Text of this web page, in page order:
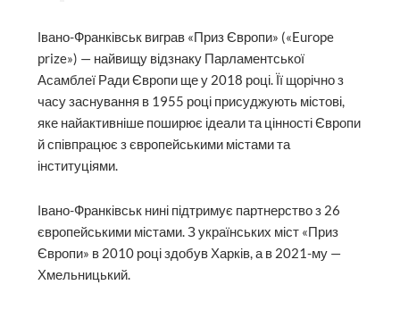
Івано-Франківськ виграв «Приз Європи» («Europe
prize») — найвищу відзнаку Парламентської
Асамблеї Ради Європи ще у 2018 році. Її щорічно з
часу заснування в 1955 році присуджують містові,
яке найактивніше поширює ідеали та цінності Європи
й співпрацює з європейськими містами та
інституціями.
Івано-Франківськ нині підтримує партнерство з 26
європейськими містами. З українських міст «Приз
Європи» в 2010 році здобув Харків, а в 2021-му —
Хмельницький.